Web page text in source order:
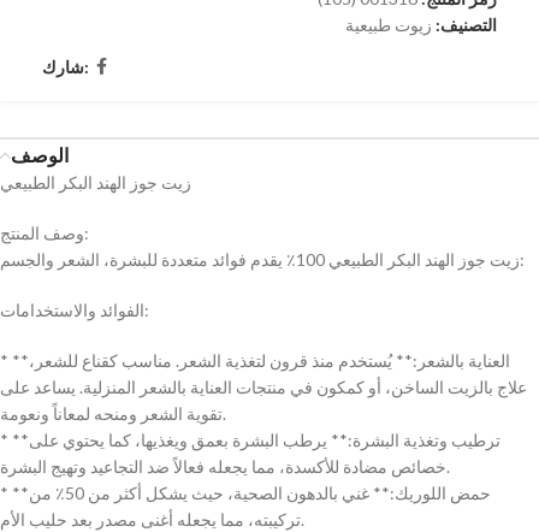
التصنيف: زيوت طبيعية
شارك:
الوصف
زيت جوز الهند البكر الطبيعي
وصف المنتج:
زيت جوز الهند البكر الطبيعي 100٪ يقدم فوائد متعددة للبشرة، الشعر والجسم:
الفوائد والاستخدامات:
* **العناية بالشعر:** يُستخدم منذ قرون لتغذية الشعر. مناسب كقناع للشعر،
علاج بالزيت الساخن، أو كمكون في منتجات العناية بالشعر المنزلية. يساعد على
تقوية الشعر ومنحه لمعاناً ونعومة.
* **ترطيب وتغذية البشرة:** يرطب البشرة بعمق ويغذيها، كما يحتوي على
خصائص مضادة للأكسدة، مما يجعله فعالاً ضد التجاعيد وتهيج البشرة.
* **حمض اللوريك:** غني بالدهون الصحية، حيث يشكل أكثر من 50٪ من
تركيبته، مما يجعله أغنى مصدر بعد حليب الأم.